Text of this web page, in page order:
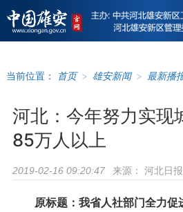
当前位置： 首页 > 雄安新闻 > 最新播
河北：今年努力实现
85万人以上
2019-02-16 09:20:47 来源： 河北日报
原标题：我省人社部门全力促